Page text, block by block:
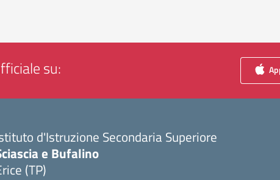
su:
d'Istruzione Secondaria Superiore
e Bufalino
(TP)